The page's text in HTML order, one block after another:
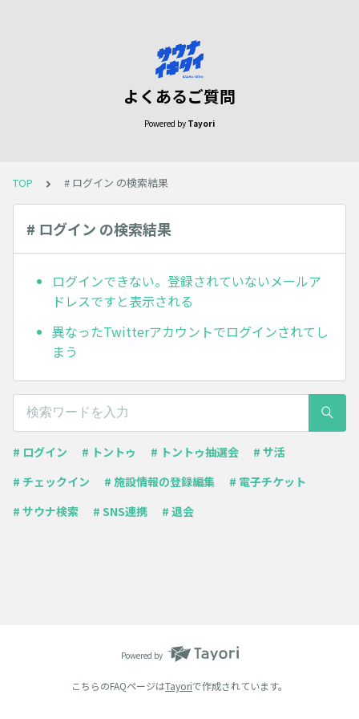
よくあるご質問
Powered by Tayori
TOP # ログイン の検索結果
# ログイン の検索結果
ログインできない。登録されていないメールア
ドレスですと表示される
異なったTwitterアカウントでログインされてし
まう
# ログイン # トントゥ # トントゥ抽選会
# サ活
# チェックイン
# 施設情報の登録編集
# 電子チケット
# サウナ検索
# SNS連携 # 退会
Powered by
こちらのFAQページはTayoriで作成されています。